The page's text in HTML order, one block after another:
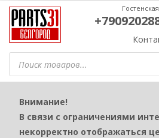
Поиск
товаров
Внимание!
В связи с ограничениями
некорректно отображаться